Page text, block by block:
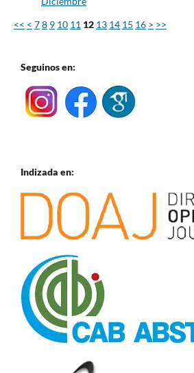
<< < 78 9 10 11 12 13 14 15 16 > >>
Seguinos en:
Indizada en: